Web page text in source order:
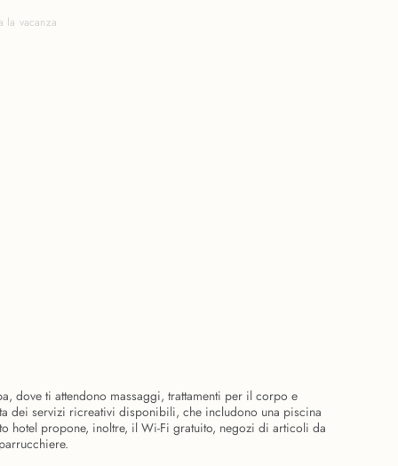
la vacanza
dove ti attendono massaggi, trattamenti per il corpo e
dei servizi ricreativi disponibili, che includono una piscina
hotel propone, inoltre, il Wi-Fi gratuito, negozi di articoli da